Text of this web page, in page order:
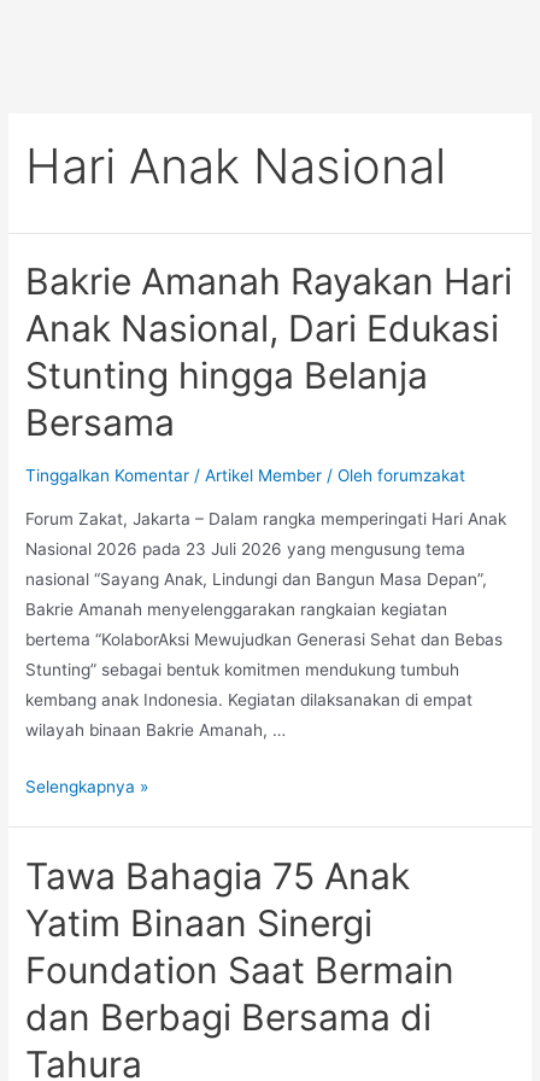
Hari Anak Nasional
Bakrie Amanah Rayakan Hari
Anak Nasional, Dari Edukasi
Stunting hingga Belanja
Bersama
Tinggalkan Komentar /Artikel Member / Olehforumzakat
Forum Zakat, Jakarta – Dalam rangka memperingati Hari Anak
Nasional 2026 pada 23 Juli 2026 yang mengusung tema
nasional “Sayang Anak, Lindungi dan Bangun Masa Depan”,
Bakrie Amanah menyelenggarakan rangkaian kegiatan
bertema “KolaborAksi Mewujudkan Generasi Sehat dan Bebas
Stunting” sebagai bentuk komitmen mendukung tumbuh
kembang anak Indonesia. Kegiatan dilaksanakan di empat
wilayah binaan Bakrie Amanah, …
Selengkapnya »
Tawa Bahagia 75 Anak
Yatim Binaan Sinergi
Foundation Saat Bermain
dan Berbagi Bersama di
Tahura